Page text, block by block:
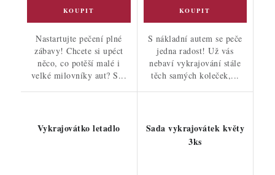
Nastartujte pečení plné
zábavy! Chcete si upéct
něco, co potěší malé i
velké milovníky aut? S...
S nákladní autem se peče
jedna radost! Už vás
nebaví vykrajování stále
těch samých koleček,...
Vykrajovátko letadlo
Sada vykrajovátek květy
3ks